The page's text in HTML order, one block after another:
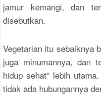
jamur kemangi, dan
disebutkan.
Vegetarian itu sebaiknya
juga minumannya, dan
hidup sehat” lebih
tidak ada hubungannya